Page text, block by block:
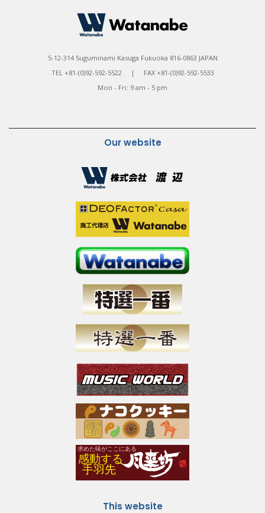
5-12-314 Suguminami Kasuga Fukuoka 816-0863 JAPAN
TEL +81-(0)92-592-5522 | FAX +81-(0)92-592-5533
Mon - Fri: 9 am - 5 pm
Our website
This website